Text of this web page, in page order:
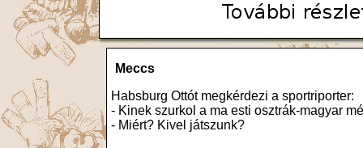
Meccs
Habsburg Ottót megkérdezi a sportriporter:
- Kinek szurkol a ma esti osztrák-magyar
- Miért? Kivel játszunk?